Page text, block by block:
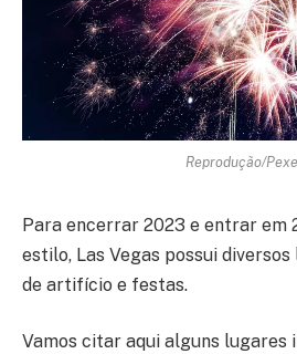
Reprodução/
Para encerrar 2023 e entrar em
estilo, Las Vegas possui
de artifício e festas.
Vamos citar aqui alguns lugares